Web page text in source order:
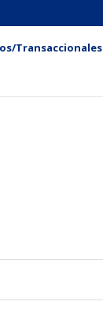
Transaccionales